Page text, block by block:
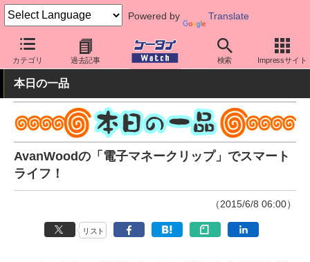
Powered by Translate
カテゴリ 過去記事 検索 Impressサイト
ケータイ Watch 最新技術/その他 その他
本日の一品
AvanWoodの「電子マネークリップ」でスマート
ライフ！
（2015/6/8 06:00）
リスト